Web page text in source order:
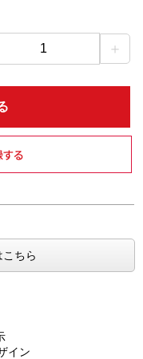
1 ＋
こちら
イン